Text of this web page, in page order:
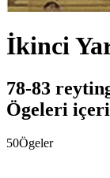
İkinci
78-83
Ögeleri
50Ögeler